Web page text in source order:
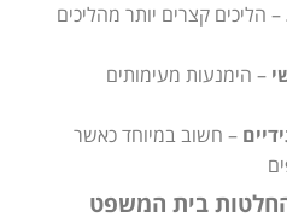
– הליכים קצרים יותר מהליכים
– הימנעות מעימותים
– חשוב במיוחד כאשר
בית המשפט